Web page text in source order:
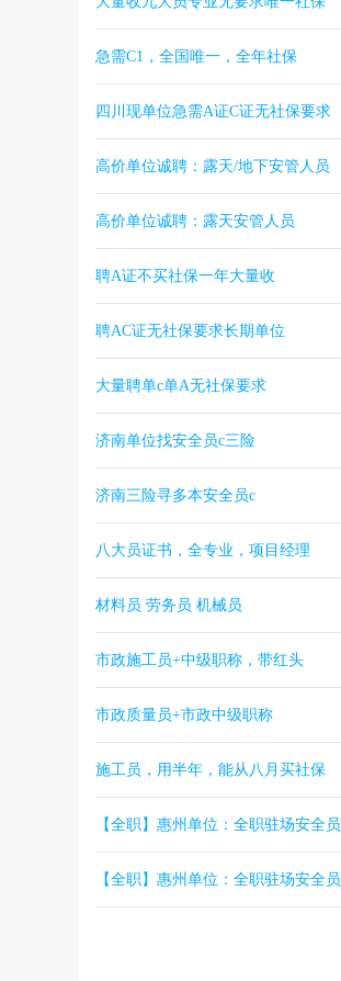
急需C1，全国唯一，全年社保
四川现单位急需A证C证无社保要求
高价单位诚聘：露天/地下安管人员
高价单位诚聘：露天安管人员
聘A证不买社保一年大量收
聘AC证无社保要求长期单位
大量聘单c单A无社保要求
济南单位找安全员c三险
济南三险寻多本安全员c
八大员证书，全专业，项目经理
材料员 劳务员 机械员
市政施工员+中级职称，带红头
市政质量员+市政中级职称
施工员，用半年，能从八月买社保
【全职】惠州单位：全职驻场安全员
【全职】惠州单位：全职驻场安全员